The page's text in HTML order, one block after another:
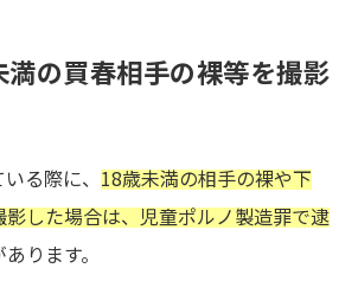
満の買春相手の裸等を撮影
る際に、 18歳未満の相手の裸や下
した場合は、児童ポルノ製造罪で逮
ります。